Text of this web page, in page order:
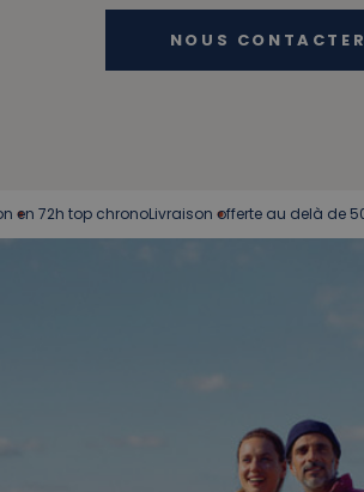
NOUS CONTACTER
top chrono Livraison offerte au delà de 50€